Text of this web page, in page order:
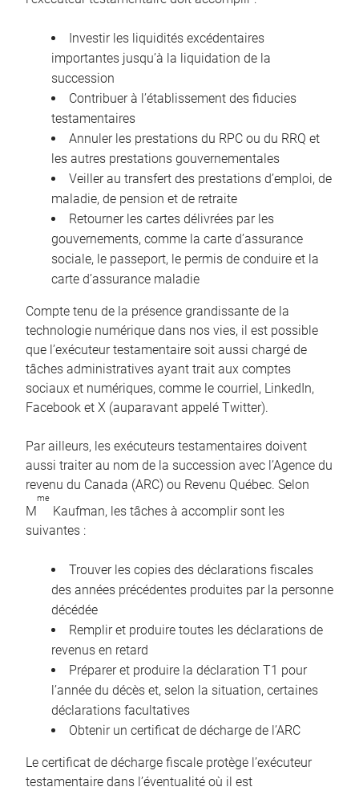
Investir les liquidités excédentaires
importantes jusqu’à la liquidation de la
succession
Contribuer à l’établissement des fiducies
testamentaires
Annuler les prestations du RPC ou du RRQ et
les autres prestations gouvernementales
Veiller au transfert des prestations d’emploi, de
maladie, de pension et de retraite
Retourner les cartes délivrées par les
gouvernements, comme la carte d’assurance
sociale, le passeport, le permis de conduire et la
carte d’assurance maladie
Compte tenu de la présence grandissante de la
technologie numérique dans nos vies, il est possible
que l’exécuteur testamentaire soit aussi chargé de
tâches administratives ayant trait aux comptes
sociaux et numériques, comme le courriel, LinkedIn,
Facebook et X (auparavant appelé Twitter).
Par ailleurs, les exécuteurs testamentaires doivent
aussi traiter au nom de la succession avec l’Agence du
revenu du Canada (ARC) ou Revenu Québec. Selon
M
me
Kaufman, les tâches à accomplir sont les
suivantes :
Trouver les copies des déclarations fiscales
des années précédentes produites par la personne
décédée
Remplir et produire toutes les déclarations de
revenus en retard
Préparer et produire la déclaration T1 pour
l’année du décès et, selon la situation, certaines
déclarations facultatives
Obtenir un certificat de décharge de l’ARC
Le certificat de décharge fiscale protège l’exécuteur
testamentaire dans l’éventualité où il est